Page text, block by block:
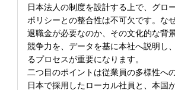
日本法人の制度を設計する上で、グロ
ポリシーとの整合性は不可欠です。な
退職金が必要なのか、その文化的な背
競争力を、データを基に本社へ説明し
るプロセスが重要になります。
二つ目のポイントは従業員の多様性へ
日本で採用したローカル社員と、本国